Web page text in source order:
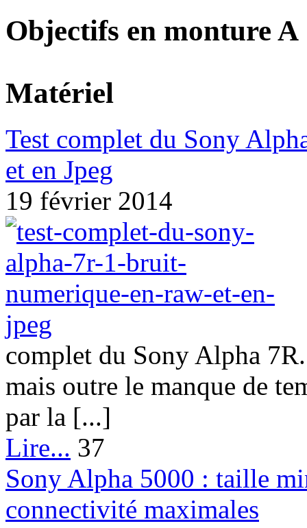
Objectifs en monture A
Matériel
Test complet du Sony
et en Jpeg
19 février 2014
complet du Sony Alpha
mais outre le manque de
par la [...]
Lire... 37
Sony Alpha 5000 : taille
connectivité maximales